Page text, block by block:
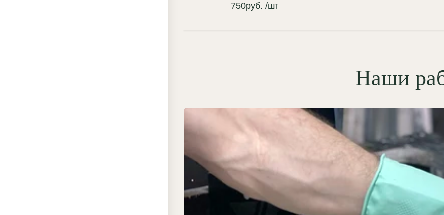
рамы;
Ювелирная детализация
рельефа:
тончайшая прорисовка
растительных и геометрических
элементов превосходит любые
полиуретановые аналоги;
Стабильность размеров:
подвержен усадке и
750руб. /шт
Наши